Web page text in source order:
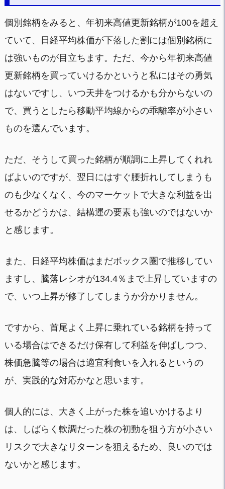
個別銘柄をみると、年初来高値更新銘柄が100を超え
ていて、日経平均株価が下落した割には個別銘柄に
は強いものが目立ちます。ただ、今から年初来高値
更新銘柄を買っていけるかというと私にはその勇気
はないですし、いつ天井をつけるかも分からないの
で、買うとしたら移動平均線からの乖離率が小さい
ものを選んでいます。
ただ、そうして買った銘柄が順調に上昇してくれれ
ばよいのですが、翌日にはすぐ腰折れしてしまうも
のも少なくなく、今のマーケットで大きな利益を出
せるかどうかは、結構運の要素も強いのではないか
と感じます。
また、日経平均株価はまだボックス圏で推移してい
ますし、騰落レシオが134.4％まで上昇していますの
で、いつ上昇が修了してしまうか分かりません。
ですから、首尾よく上昇に乗れている銘柄を持って
いる場合はできるだけ保有して利益を伸ばしつつ、
株価急騰等の場合は適宜利食いを入れるというの
が、実践的な対応かなと思います。
個人的には、大きく上がった株を追いかけるより
は、しばらく軟調だった株の初動を狙う方が小さい
リスクで大きなリターンを狙えるため、良いのでは
ないかと感じます。